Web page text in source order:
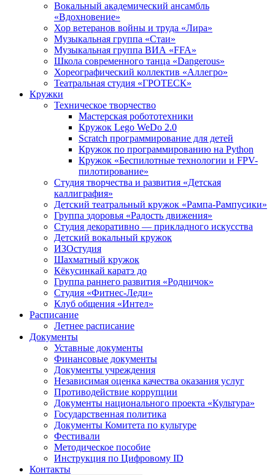
Вокальный академический ансамбль
«Вдохновение»
Хор ветеранов войны и труда «Лира»
Музыкальная группа «Стаи»
Музыкальная группа ВИА «FFA»
Школа современного танца «Dangerous»
Хореографический коллектив «Аллегро»
Театральная студия «ГРОТЕСК»
Кружки
Техническое творчество
Мастерская робототехники
Кружок Lego WeDo 2.0
Scratch программирование для детей
Кружок по программированию на Python
Кружок «Беспилотные технологии и FPV-
пилотирование»
Студия творчества и развития «Детская
каллиграфия»
Детский театральный кружок «Рампа-Рампусики»
Группа здоровья «Радость движения»
Студия декоративно — прикладного искусства
Детский вокальный кружок
ИЗОстудия
Шахматный кружок
Кёкусинкай каратэ до
Группа раннего развития «Родничок»
Cтудия «Фитнес-Леди»
Клуб общения «Интел»
Расписание
Летнее расписание
Документы
Уставные документы
Финансовые документы
Документы учреждения
Независимая оценка качества оказания услуг
Противодействие коррупции
Документы национального проекта «Культура»
Государственная политика
Документы Комитета по культуре
Фестивали
Методическое пособие
Инструкция по Цифровому ID
Контакты